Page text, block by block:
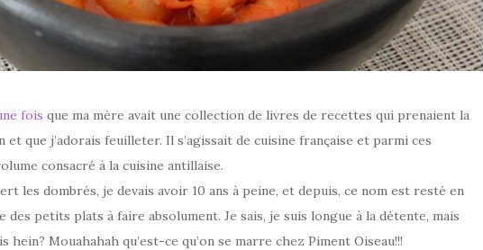
fois que ma mère avait une collection de livres de recettes qui prenaient la
et que j’adorais feuilleter. Il s’agissait de cuisine française et parmi ces
consacré à la cuisine antillaise.
les dombrés, je devais avoir 10 ans à peine, et depuis, ce nom est resté en
des petits plats à faire absolument. Je sais, je suis longue à la détente, mais
hein? Mouahahah qu’est-ce qu’on se marre chez Piment Oiseau!!!